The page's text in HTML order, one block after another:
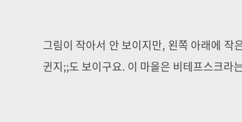
그림이 작아서 안 보이지만, 왼쪽 아래에 작
귄지;;도 보이구요. 이 마을은 비테프스크라